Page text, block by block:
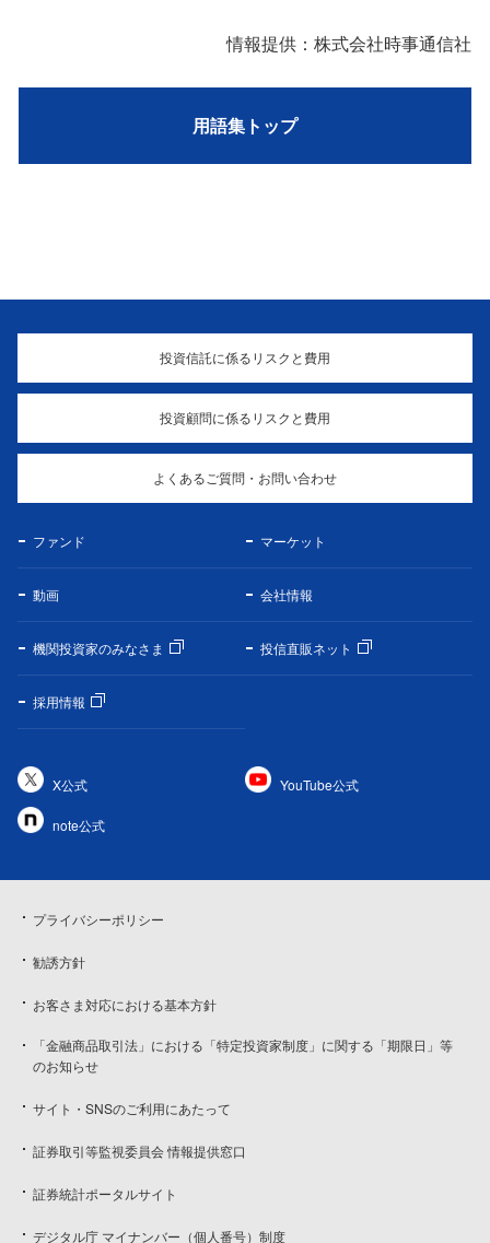
情報提供：株式会社時事通信社
用語集トップ
投資信託に係るリスクと費用
投資顧問に係るリスクと費用
よくあるご質問・お問い合わせ
ファンド マーケット
動画 会社情報
機関投資家のみなさま 投信直販ネット
採用情報
X公式 YouTube公式
note公式
プライバシーポリシー
勧誘方針
お客さま対応における基本方針
「金融商品取引法」における「特定投資家制度」に関する「期限日」等
のお知らせ
サイト・SNSのご利用にあたって
証券取引等監視委員会 情報提供窓口
証券統計ポータルサイト
デジタル庁 マイナンバー（個人番号）制度